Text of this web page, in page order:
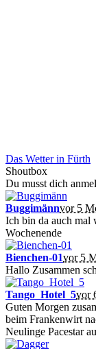
Das Wetter in Fürth
Shoutbox
Du musst dich
Buggimännvor 5
Ich bin da auch mal
Wochenende
Bienchen-01vor 5
Hallo Zusammen
Tango_Hotel_5vor
Guten Morgen
beim Frankenwirt
Neulinge Pacestar